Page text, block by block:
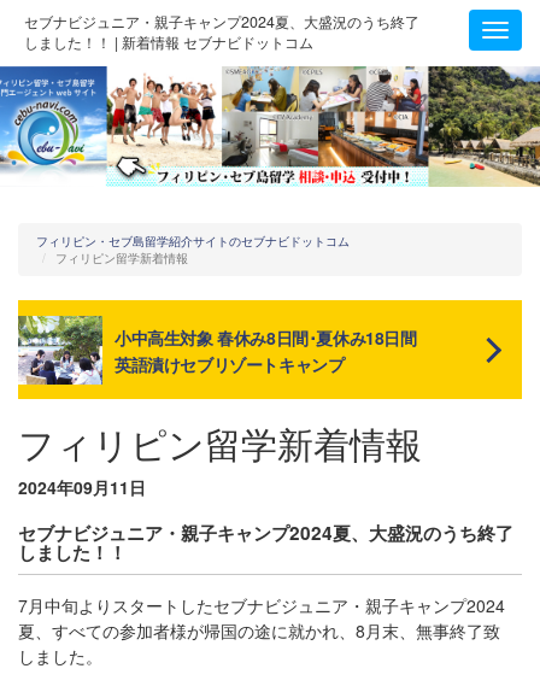
セブナビジュニア・親子キャンプ2024夏、大盛況のうち終了
しました！！ | 新着情報 セブナビドットコム
フィリピン・セブ島留学紹介サイトのセブナビドットコム
フィリピン留学新着情報
小中高生対象 春休み8日間･夏休み18日間
英語漬けセブリゾートキャンプ
フィリピン留学新着情報
2024年09月11日
セブナビジュニア・親子キャンプ2024夏、大盛況のうち終了
しました！！
7月中旬よりスタートしたセブナビジュニア・親子キャンプ2024
夏、すべての参加者様が帰国の途に就かれ、8月末、無事終了致
しました。